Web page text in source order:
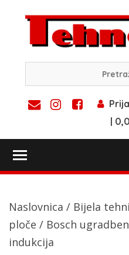
content
|
Naslovnica / Bijela
ploče / Bosch
indukcija